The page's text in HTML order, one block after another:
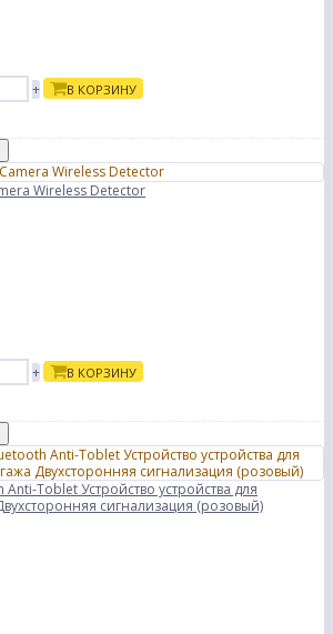
+ В КОРЗИНУ
Wireless Detector
+ В КОРЗИНУ
Toblet Устройство устройства для
сигнализация (розовый)